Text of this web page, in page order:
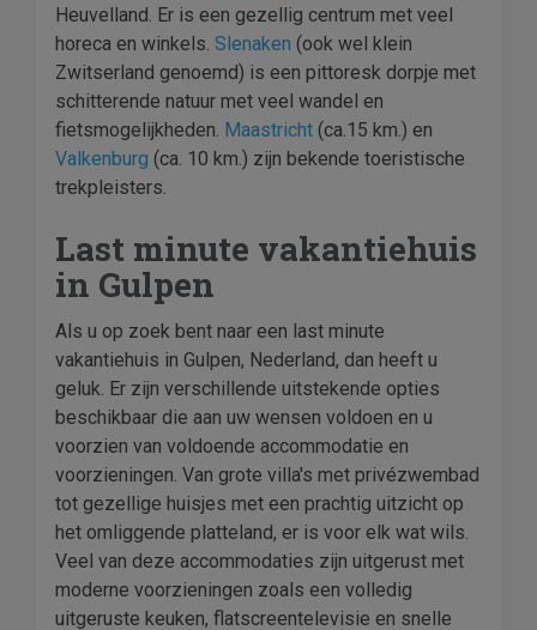
Heuvelland. Er is een gezellig centrum met veel
horeca en winkels. Slenaken (ook wel klein
Zwitserland genoemd) is een pittoresk dorpje met
schitterende natuur met veel wandel en
fietsmogelijkheden. Maastricht (ca.15 km.) en
Valkenburg (ca. 10 km.) zijn bekende toeristische
trekpleisters.
Last minute vakantiehuis
in Gulpen
Als u op zoek bent naar een last minute
vakantiehuis in Gulpen, Nederland, dan heeft u
geluk. Er zijn verschillende uitstekende opties
beschikbaar die aan uw wensen voldoen en u
voorzien van voldoende accommodatie en
voorzieningen. Van grote villa's met privézwembad
tot gezellige huisjes met een prachtig uitzicht op
het omliggende platteland, er is voor elk wat wils.
Veel van deze accommodaties zijn uitgerust met
moderne voorzieningen zoals een volledig
uitgeruste keuken, flatscreentelevisie en snelle